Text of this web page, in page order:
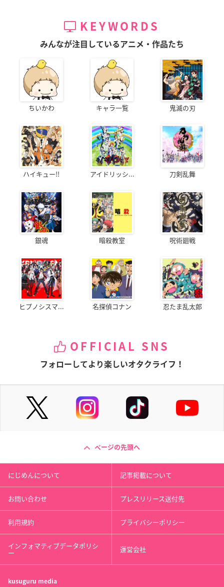
KEYWORDS
みんなが注目しているアニメ・作品たち
ちいかわ キャラ一覧 鬼滅の刃
ハイキュー!! アイドリッシ... 刀剣乱舞
銀魂 暗殺教室 呪術廻戦
ヒプノシスマ... 名探偵コナン 忍たま乱太郎
OFFICIAL SNS
フォローしてより楽しいオタクライフ！
ページの先頭へ
にじめんについて 記事掲載について
お問い合わせ プレスリリース送付先
利用規約 プライバシーポリシー
インフォマティブデータポリシ
ー 運営会社
kusuguru media